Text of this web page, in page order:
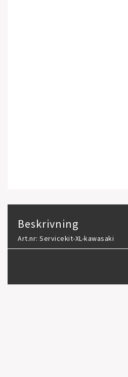
Beskrivning
Art.nr: Servicekit-XL-kawasaki